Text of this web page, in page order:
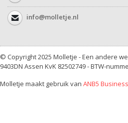
info@molletje.nl
© Copyright 2025 Molletje - Een andere
9403DN Assen KvK 82502749 - BTW-
Molletje maakt gebruik van ANB5